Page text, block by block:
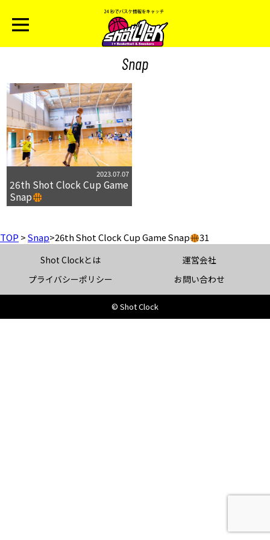
Snap
2023.07.07
26th Shot Clock Cup Game
Snap
TOP >Snap>26th Shot Clock Cup Game Snap 31
Shot Clockとは
運営会社
プライバシーポリシー
お問い合わせ
© Shot Clock